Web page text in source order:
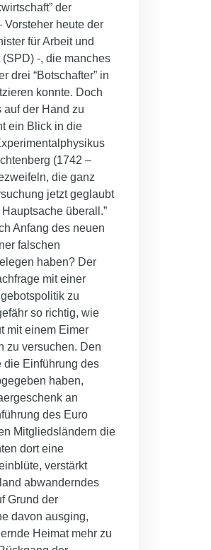
der
Vorsteher heute der
für Arbeit und
-, die manches
drei “Botschafter” in
konnte. Doch
auf der Hand zu
ein Blick in die
(1742 –
die ganz
jetzt geglaubt
überall.”
Anfang des neuen
falschen
haben? Der
mit einer
zu
so richtig, wie
mit einem Eimer
zu versuchen. Den
die Einführung des
haben,
an
des Euro
Mitgliedsländern die
dort eine
verstärkt
abwanderndes
Grund der
davon ausging,
Heimat mehr zu